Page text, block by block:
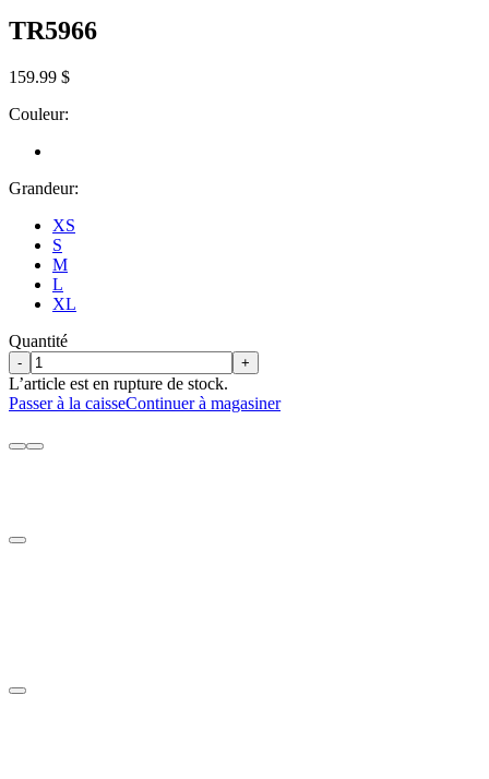
TR5966
159.99 $
Couleur:
Grandeur:
XS
S
M
L
XL
Quantité
- +
L’article est en rupture de stock.
Passer à la caisseContinuer à magasiner